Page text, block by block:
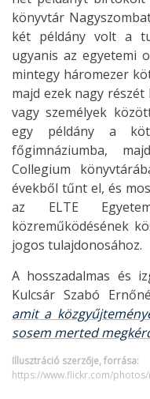
könyvtár
két példány volt a
ugyanis az egyetemi
mintegy háromezer
majd ezek nagy
vagy személyek
egy példány a
főgimnáziumba,
Collegium
évekből tűnt el, és
az ELTE
közreműködésének
jogos tulajdonosához.
A hosszadalmas és
Kulcsár Szabó
amit a
sosem merted
Illusztráció szerzője, forrása:
https://www.flickr.com/